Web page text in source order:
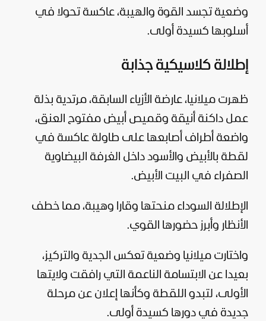
وضعية تجسد القوة والهيبة، عاكسة تحولا في
أسلوبها كسيدة أولى.
إطلالة كلاسيكية جذابة
ظهرت ميلانيا، عارضة الأزياء السابقة، مرتدية بذلة
عمل داكنة أنيقة وقميص أبيض مفتوح العنق،
واضعة أطراف أصابعها على طاولة عاكسة في
لقطة بالأبيض والأسود داخل الغرفة البيضاوية
الصفراء في البيت الأبيض.
الإطلالة السوداء منحتها وقارا وهيبة، مما خطف
الأنظار وأبرز حضورها القوي.
واختارت ميلانيا وضعية تعكس الجدية والتركيز،
بعيدا عن الابتسامة الناعمة التي رافقت ولايتها
الأولى، لتبدو اللقطة وكأنها إعلان عن مرحلة
جديدة في دورها كسيدة أولى.